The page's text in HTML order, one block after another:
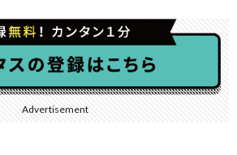
Advertisement